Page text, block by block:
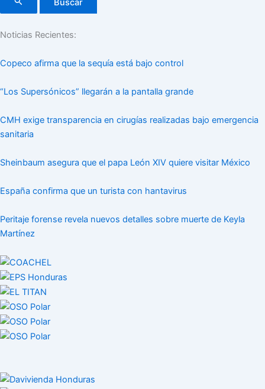
Noticias Recientes:
Copeco afirma que la sequía está bajo control
“Los Supersónicos” llegarán a la pantalla grande
CMH exige transparencia en cirugías realizadas bajo emergencia
sanitaria
Sheinbaum asegura que el papa León XIV quiere visitar México
España confirma que un turista con hantavirus
Peritaje forense revela nuevos detalles sobre muerte de Keyla
Martínez